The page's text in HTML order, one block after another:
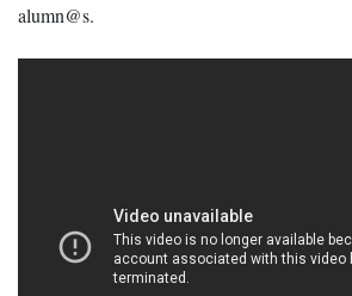
alumn@s.